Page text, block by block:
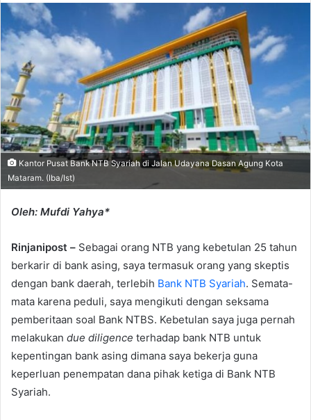
email
Kantor Pusat Bank NTB Syariah di Jalan Udayana Dasan Agung Kota
Mataram. (Iba/Ist)
Oleh: Mufdi Yahya*
Rinjanipost – Sebagai orang NTB yang kebetulan 25 tahun
berkarir di bank asing, saya termasuk orang yang skeptis
dengan bank daerah, terlebih Bank NTB Syariah. Semata-
mata karena peduli, saya mengikuti dengan seksama
pemberitaan soal Bank NTBS. Kebetulan saya juga pernah
melakukan due diligence terhadap bank NTB untuk
kepentingan bank asing dimana saya bekerja guna
keperluan penempatan dana pihak ketiga di Bank NTB
Syariah.